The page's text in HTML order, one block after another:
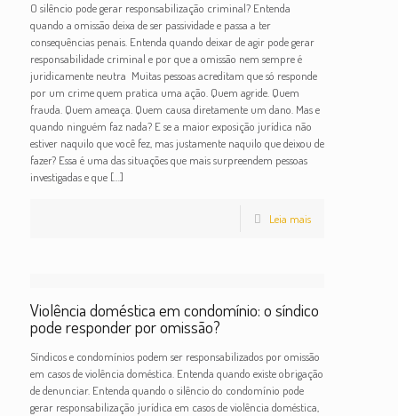
O silêncio pode gerar responsabilização criminal? Entenda
quando a omissão deixa de ser passividade e passa a ter
consequências penais. Entenda quando deixar de agir pode gerar
responsabilidade criminal e por que a omissão nem sempre é
juridicamente neutra Muitas pessoas acreditam que só responde
por um crime quem pratica uma ação. Quem agride. Quem
frauda. Quem ameaça. Quem causa diretamente um dano. Mas e
quando ninguém faz nada? E se a maior exposição jurídica não
estiver naquilo que você fez, mas justamente naquilo que deixou de
fazer? Essa é uma das situações que mais surpreendem pessoas
investigadas e que[…]
Leia mais
Violência doméstica em condomínio: o síndico
pode responder por omissão?
Síndicos e condomínios podem ser responsabilizados por omissão
em casos de violência doméstica. Entenda quando existe obrigação
de denunciar. Entenda quando o silêncio do condomínio pode
gerar responsabilização jurídica em casos de violência doméstica,